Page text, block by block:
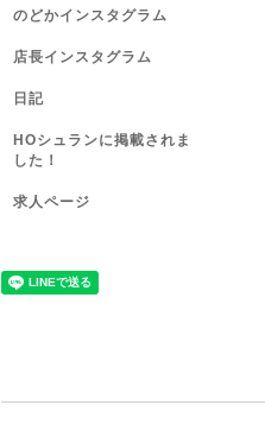
のどかインスタグラム
店長インスタグラム
日記
HOシュランに掲載されま
した！
求人ページ